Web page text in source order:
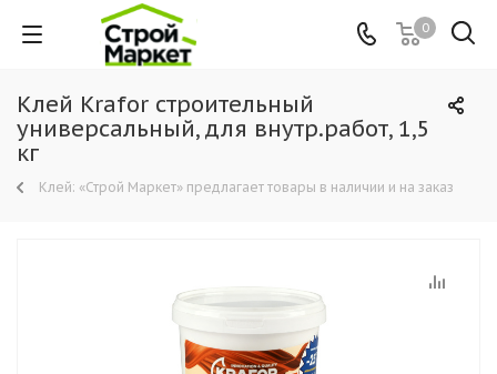
0
Клей Krafor строительный
универсальный, для внутр.работ, 1,5
кг
Клей: «Строй Маркет» предлагает товары в наличии и на заказ